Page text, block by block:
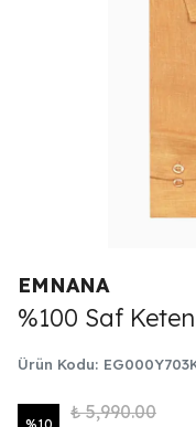
EMNANA
%100 Saf
Ürün Kodu:
₺ 5,990.00